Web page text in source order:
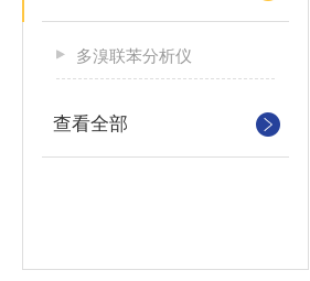
多溴联苯分析仪
查看全部